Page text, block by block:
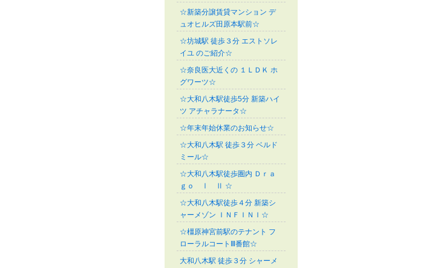
☆新築分譲賃貸マンション デ
ュオヒルズ田原本駅前☆
☆坊城駅 徒歩３分 エストソレ
イユ のご紹介☆
☆奈良医大近くの １ＬＤＫ ホ
グワーツ☆
☆大和八木駅徒歩5分 新築ハイ
ツ アチャラナータ☆
☆年末年始休業のお知らせ☆
☆大和八木駅 徒歩３分 ベルド
ミール☆
☆大和八木駅徒歩圏内 Ｄｒａ
ｇｏ Ⅰ Ⅱ ☆
☆大和八木駅徒歩４分 新築シ
ャーメゾン ＩＮＦＩＮＩ☆
☆橿原神宮前駅のテナント フ
ローラルコートⅢ番館☆
大和八木駅 徒歩３分 シャーメ